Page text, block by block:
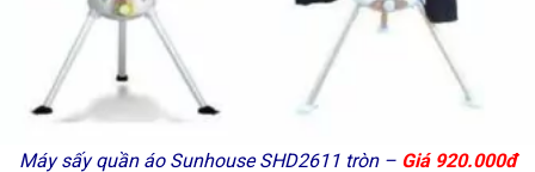
Máy sấy quần áo Sunhouse SHD2611 tròn – Giá 920.000đ